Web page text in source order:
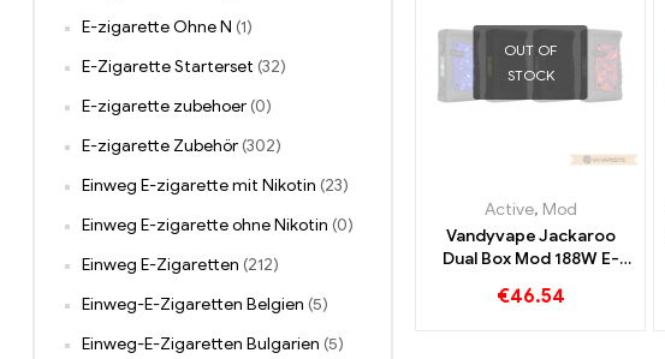
OUT OF
STOCK
Active, Mod
Vandyvape Jackaroo
Dual Box Mod 188W E-
Custom
€46.54
E-zigarette Ohne N (1)
E-Zigarette Starterset (32)
E-zigarette zubehoer (0)
E-zigarette Zubehör (302)
Einweg E-zigarette mit Nikotin (23)
Einweg E-zigarette ohne Nikotin (0)
Einweg E-Zigaretten (212)
Einweg-E-Zigaretten Belgien (5)
Einweg-E-Zigaretten Bulgarien (5)